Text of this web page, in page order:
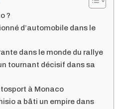
?
d’automobile dans le
dans le monde du rallye
tournant décisif dans sa
à Monaco
a bâti un empire dans